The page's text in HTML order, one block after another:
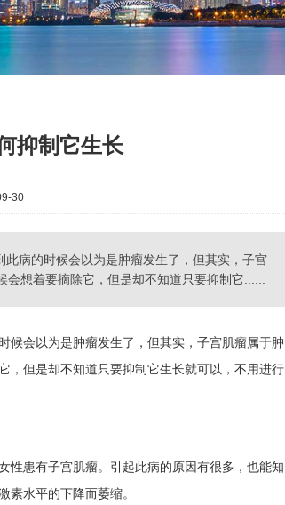
抑制它生长
30
病的时候会以为是肿瘤发生了，但其实，子宫
想着要摘除它，但是却不知道只要抑制它......
候会以为是肿瘤发生了，但其实，子宫肌瘤属于肿
，但是却不知道只要抑制它生长就可以，不用进行
性患有子宫肌瘤。引起此病的原因有很多，也能知
素水平的下降而萎缩。